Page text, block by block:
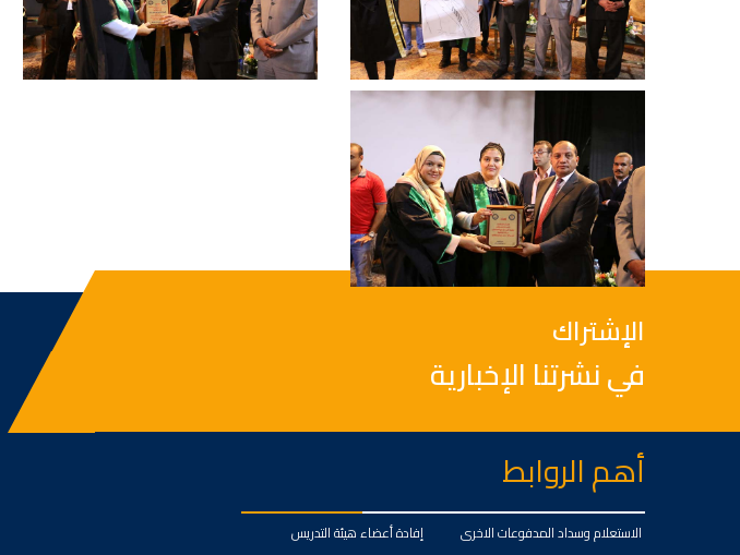
الإشتراك
في نشرتنا الإخبارية
أهم الروابط
الاستعلام وسداد المدفوعات الاخرى إفادة أعضاء هيئة التدريس